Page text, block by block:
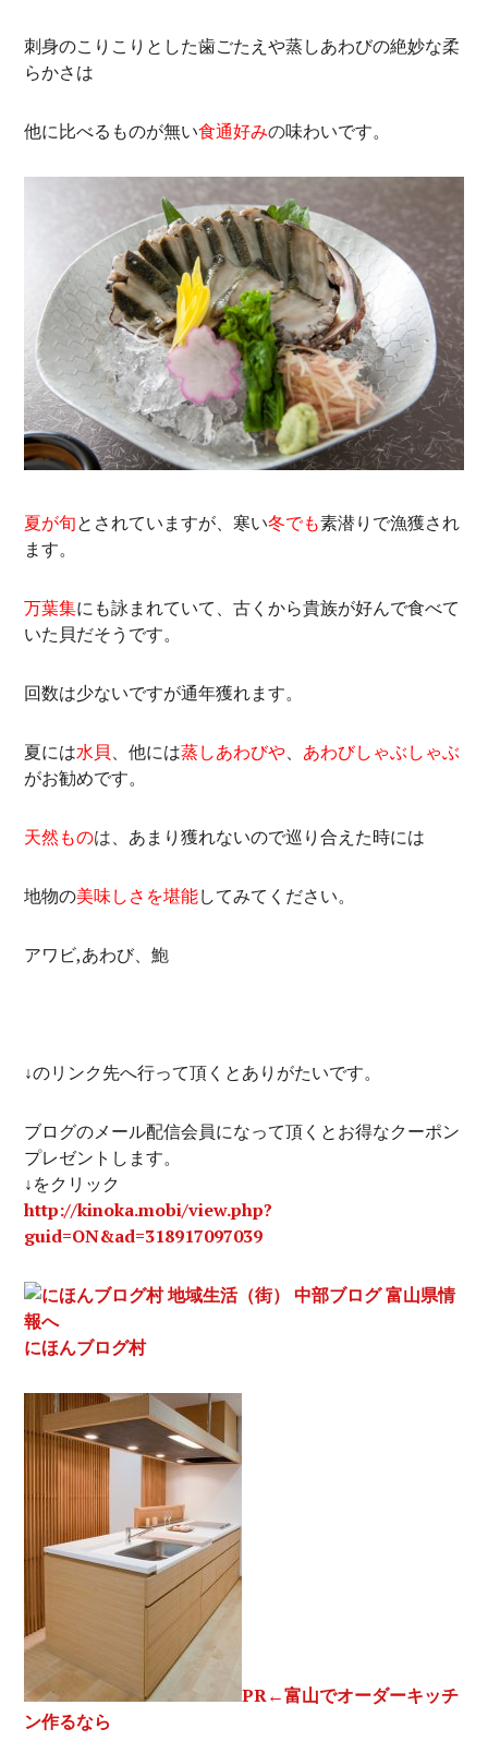
刺身のこりこりとした歯ごたえや蒸しあわびの絶妙な柔
らかさは
他に比べるものが無い食通好みの味わいです。
夏が旬とされていますが、寒い冬でも素潜りで漁獲され
ます。
万葉集にも詠まれていて、古くから貴族が好んで食べて
いた貝だそうです。
回数は少ないですが通年獲れます。
夏には水貝、他には蒸しあわびや、 あわびしゃぶしゃぶ
がお勧めです。
天然ものは、あまり獲れないので巡り合えた時には
地物の美味しさを堪能してみてください。
アワビ,あわび、鮑
↓のリンク先へ行って頂くとありがたいです。
ブログのメール配信会員になって頂くとお得なクーポン
プレゼントします。
↓をクリック
http://kinoka.mobi/view.php?
guid=ON&ad=318917097039
にほんブログ村
PR←富山でオーダーキッチ
ン作るなら